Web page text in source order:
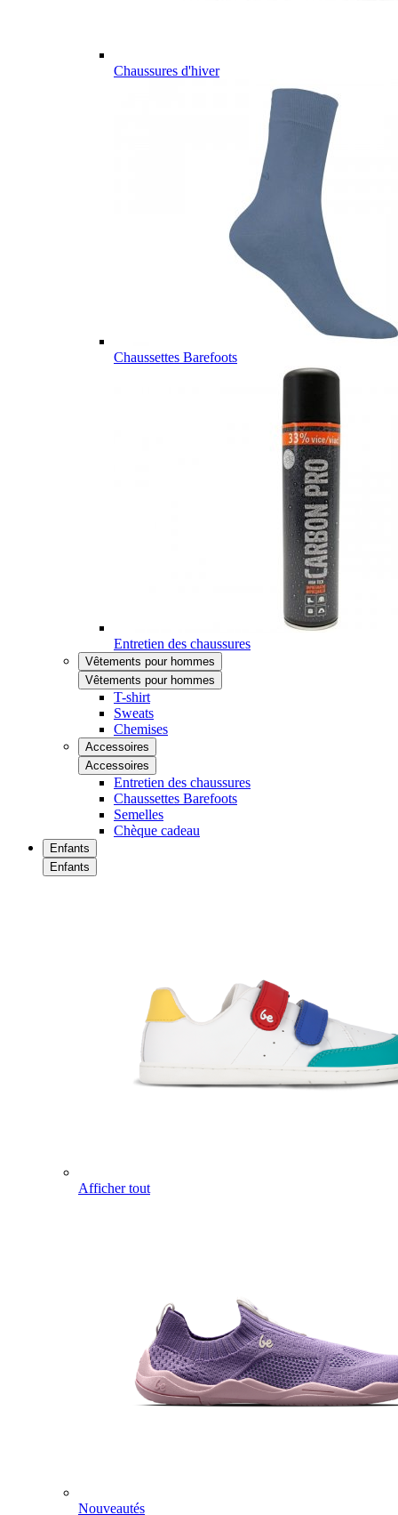
Chaussures d'hiver
Chaussettes Barefoots
Entretien des chaussures
Vêtements pour hommes
Vêtements pour hommes
T-shirt
Sweats
Chemises
Accessoires
Accessoires
Entretien des chaussures
Chaussettes Barefoots
Semelles
Chèque cadeau
Enfants
Enfants
Afficher tout
Nouveautés